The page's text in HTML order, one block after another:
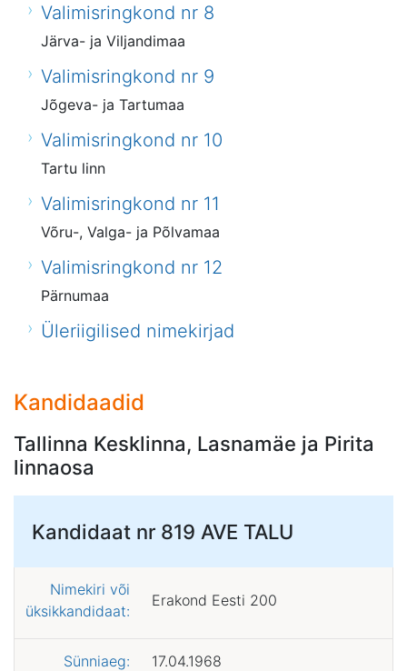
Valimisringkond nr 8
Järva- ja Viljandimaa
Valimisringkond nr 9
Jõgeva- ja Tartumaa
Valimisringkond nr 10
Tartu linn
Valimisringkond nr 11
Võru-, Valga- ja Põlvamaa
Valimisringkond nr 12
Pärnumaa
Üleriigilised nimekirjad
Kandidaadid
Tallinna Kesklinna, Lasnamäe ja Pirita
linnaosa
Kandidaat nr 819 AVE TALU
Nimekiri või
üksikkandidaat:
Erakond Eesti 200
Sünniaeg: 17.04.1968